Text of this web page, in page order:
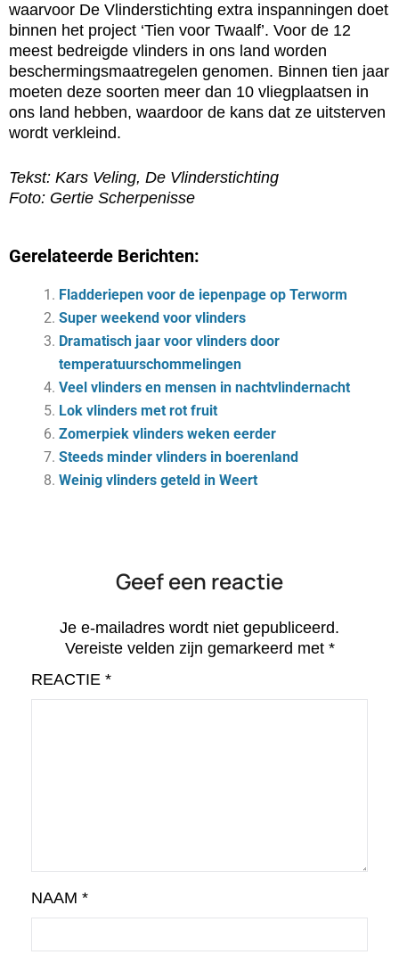
waarvoor De Vlinderstichting extra inspanningen doet
binnen het project ‘Tien voor Twaalf’. Voor de 12
meest bedreigde vlinders in ons land worden
beschermingsmaatregelen genomen. Binnen tien jaar
moeten deze soorten meer dan 10 vliegplaatsen in
ons land hebben, waardoor de kans dat ze uitsterven
wordt verkleind.
Tekst: Kars Veling, De Vlinderstichting
Foto: Gertie Scherpenisse
Gerelateerde Berichten:
Fladderiepen voor de iepenpage op Terworm
Super weekend voor vlinders
Dramatisch jaar voor vlinders door
temperatuurschommelingen
Veel vlinders en mensen in nachtvlindernacht
Lok vlinders met rot fruit
Zomerpiek vlinders weken eerder
Steeds minder vlinders in boerenland
Weinig vlinders geteld in Weert
Geef een reactie
Je e-mailadres wordt niet gepubliceerd.
Vereiste velden zijn gemarkeerd met *
REACTIE *
NAAM *